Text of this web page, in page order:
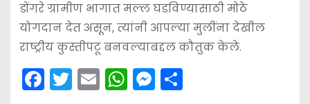
डोंगरे ग्रामीण भागात मल्ल घडविण्यासाठी मोठे
योगदान देत असून, त्यांनी आपल्या मुलींना देखील
राष्ट्रीय कुस्तीपटू बनवल्याबद्दल कौतुक केले.
F T E W M S